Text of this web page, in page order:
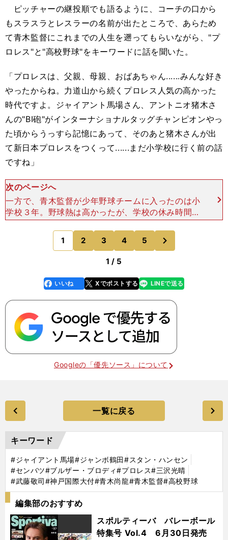
ピッチャーの継投順でも語るように、コーチの口から
もスラスラとレスラーの名前が出たところで、あらため
て青木監督にこれまでの人生を遡ってもらいながら、"プ
ロレス"と"高校野球"をキーワードに話を聞いた。
「プロレスは、父親、母親、おばあちゃん......みんな好き
やったからね。力道山から続くプロレス人気の高かった
時代ですよ。ジャイアント馬場さん、アントニオ猪木さ
んの"BI砲"がインターナショナルタッグチャンピオンやっ
た頃からうっすら記憶にあって、そのあと猪木さんが出
て新日本プロレスをつくって......まだ小学校に行く前の話
ですね」
次のページへ
一方で、青木監督が少年野球チームに入ったのは小
学校３年。野球熱は高かったが、学校の休み時間は
プロレスごっこに熱中した。「ミル・マスカラスの
フライングボディアタック２連発からのダイビング
ボディプレスが
1 2 3 4 5
のページへ
1 / 5
faceboo
k
いいね Xでポストする
line LINEで送る
Googleの「優先ソース」について
一覧に戻る
キーワード
#ジャイアント馬場#ジャンボ鶴田#スタン・ハンセン
#センバツ#ブルザー・ブロディ#プロレス#三沢光晴
#武藤敬司#神戸国際大付#青木尚龍#青木監督#高校野球
編集部のおすすめ
スポルティーバ バレーボール
特集号 Vol.4 6月30日発売